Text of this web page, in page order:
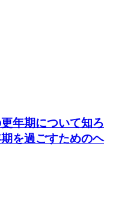
年期について知ろ
を過ごすためのヘ